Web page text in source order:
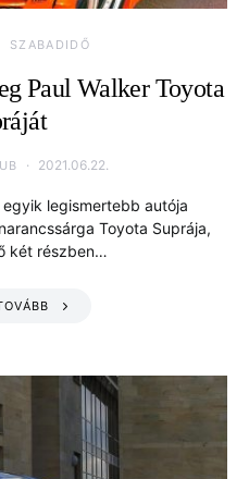
SZABADIDŐ
Paul Walker Toyota
2021.06.22.
legismertebb autója
Toyota Suprája,
két részben…